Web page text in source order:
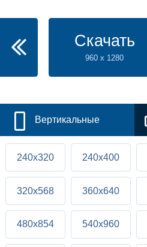
Скачать
960 x 1280
Вертикальные
240x320 240x400
320x568 360x640
480x854 540x960